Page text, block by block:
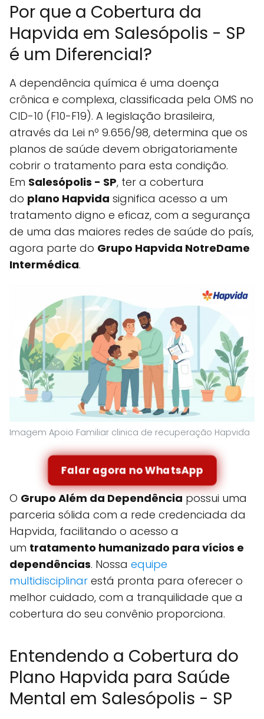
Por que a Cobertura da
Hapvida em Salesópolis - SP
é um Diferencial?
A dependência química é uma doença
crônica e complexa, classificada pela OMS no
CID-10 (F10-F19). A legislação brasileira,
através da Lei nº 9.656/98, determina que os
planos de saúde devem obrigatoriamente
cobrir o tratamento para esta condição.
Em Salesópolis - SP, ter a cobertura
do plano Hapvida significa acesso a um
tratamento digno e eficaz, com a segurança
de uma das maiores redes de saúde do país,
agora parte do Grupo Hapvida NotreDame
Intermédica.
Imagem Apoio Familiar clinica de recuperação Hapvida
Falar agora no WhatsApp
O Grupo Além da Dependência possui uma
parceria sólida com a rede credenciada da
Hapvida, facilitando o acesso a
um tratamento humanizado para vícios e
dependências. Nossa equipe
multidisciplinar está pronta para oferecer o
melhor cuidado, com a tranquilidade que a
cobertura do seu convênio proporciona.
Entendendo a Cobertura do
Plano Hapvida para Saúde
Mental em Salesópolis - SP